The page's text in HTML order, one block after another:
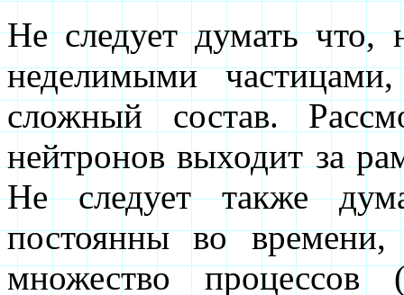
Не следует думать что,
неделимыми
сложный состав.
нейтронов выходит за
Не следует также
постоянны во
множество процессов